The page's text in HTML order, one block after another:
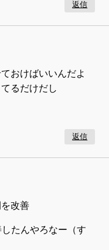
返信
おけばいいんだよ
るだけだし
返信
改善
たんやろなー（す